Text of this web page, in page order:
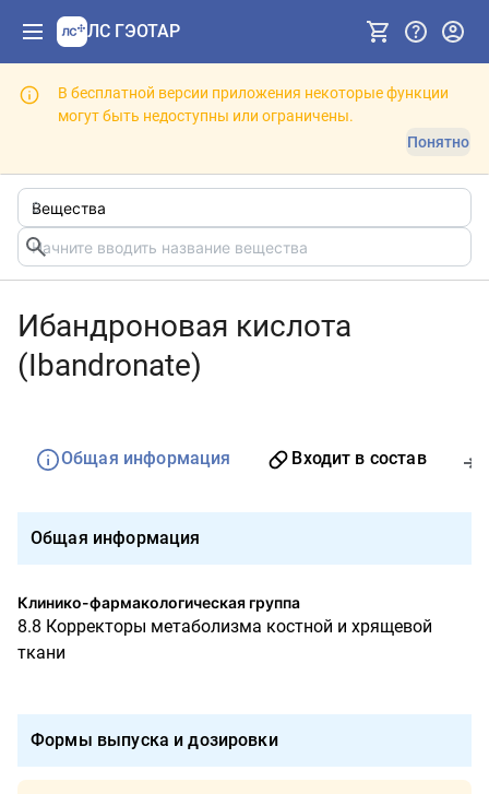
ЛС ГЭОТАР
В бесплатной версии приложения некоторые функции
могут быть недоступны или ограничены.
Понятно
Ибандроновая кислота
(Ibandronate)
Общая информация Входит в состав
Общая информация
Клинико-фармакологическая группа
8.8 Корректоры метаболизма костной и хрящевой
ткани
Формы выпуска и дозировки